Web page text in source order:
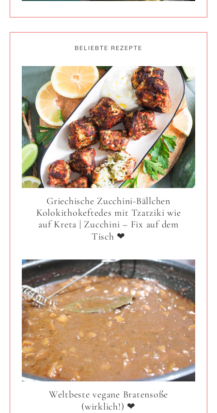
BELIEBTE REZEPTE
Griechische Zucchini-Bällchen
Kolokithokeftedes mit Tzatziki wie
auf Kreta | Zucchini – Fix auf dem
Tisch ❤
Weltbeste vegane Bratensoße
(wirklich!) ❤